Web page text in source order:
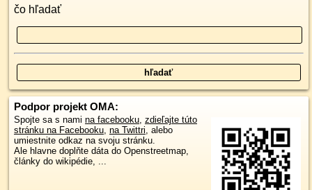
čo hľadať
Podpor projekt OMA:
Spojte sa s nami na facebooku, zdieľajte túto
stránku na Facebooku, na Twittri, alebo
umiestnite odkaz na svoju stránku.
Ale hlavne doplňte dáta do Openstreetmap,
články do wikipédie, ...